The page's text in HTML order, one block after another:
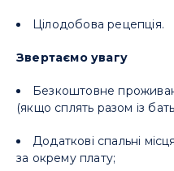
Цілодобова рецепція.
Звертаємо увагу
Безкоштовне
(якщо сплять разом із
Додаткові спальні
за окрему плату;